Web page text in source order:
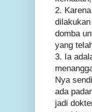
2.
domba
yang
3. Ia
Nya
ada
jadi